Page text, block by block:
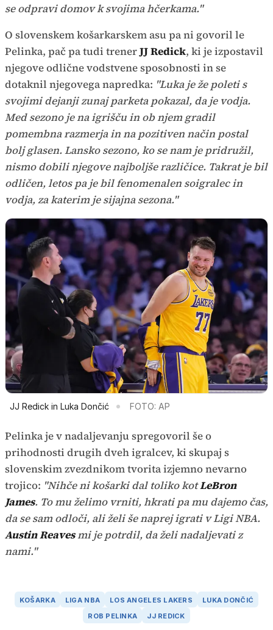
se odpravi domov k svojima hčerkama."
O slovenskem košarkarskem asu pa ni govoril le
Pelinka, pač pa tudi trenerJJ Redick, ki je izpostavil
njegove odlične vodstvene sposobnosti in se
dotaknil njegovega napredka: "Luka je že poleti s
svojimi dejanji zunaj parketa pokazal, da je vodja.
Med sezono je na igrišču in ob njem gradil
pomembna razmerja in na pozitiven način postal
bolj glasen. Lansko sezono, ko se nam je pridružil,
nismo dobili njegove najboljše različice. Takrat je bil
odličen, letos pa je bil fenomenalen soigralec in
vodja, za katerim je sijajna sezona."
JJ Redick in Luka Dončić FOTO: AP
Pelinka je v nadaljevanju spregovoril še o
prihodnosti drugih dveh igralcev, ki skupaj s
slovenskim zvezdnikom tvorita izjemno nevarno
trojico: "Nihče ni košarki dal toliko kotLeBron
James. To mu želimo vrniti, hkrati pa mu dajemo čas,
da se sam odloči, ali želi še naprej igrati v Ligi NBA.
Austin Reavesmi je potrdil, da želi nadaljevati z
nami."
KOŠARKA LIGA NBA LOS ANGELES LAKERS
LUKA DONČIĆ
ROB PELINKA
JJ REDICK